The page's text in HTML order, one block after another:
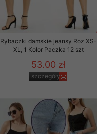
Rybaczki damskie jeansy Roz XS-
XL, 1 Kolor Paczka 12 szt
53.00 zł
szczegóły